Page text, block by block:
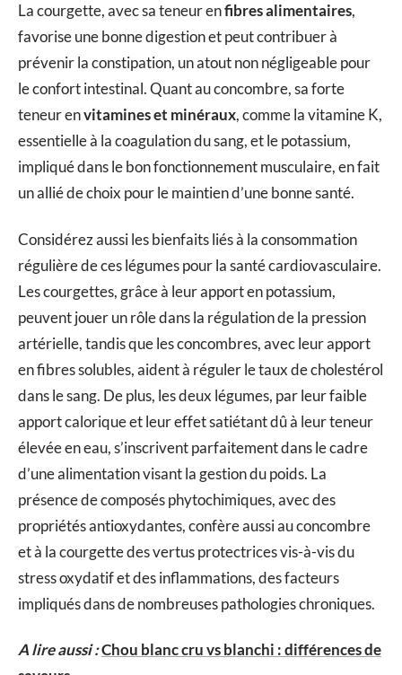
La courgette, avec sa teneur enfibres alimentaires,
favorise une bonne digestion et peut contribuer à
prévenir la constipation, un atout non négligeable pour
le confort intestinal. Quant au concombre, sa forte
teneur envitamines et minéraux, comme la vitamine K,
essentielle à la coagulation du sang, et le potassium,
impliqué dans le bon fonctionnement musculaire, en fait
un allié de choix pour le maintien d’une bonne santé.
Considérez aussi les bienfaits liés à la consommation
régulière de ces légumes pour la santé cardiovasculaire.
Les courgettes, grâce à leur apport en potassium,
peuvent jouer un rôle dans la régulation de la pression
artérielle, tandis que les concombres, avec leur apport
en fibres solubles, aident à réguler le taux de cholestérol
dans le sang. De plus, les deux légumes, par leur faible
apport calorique et leur effet satiétant dû à leur teneur
élevée en eau, s’inscrivent parfaitement dans le cadre
d’une alimentation visant la gestion du poids. La
présence de composés phytochimiques, avec des
propriétés antioxydantes, confère aussi au concombre
et à la courgette des vertus protectrices vis-à-vis du
stress oxydatif et des inflammations, des facteurs
impliqués dans de nombreuses pathologies chroniques.
A lire aussi :Chou blanc cru vs blanchi : différences de